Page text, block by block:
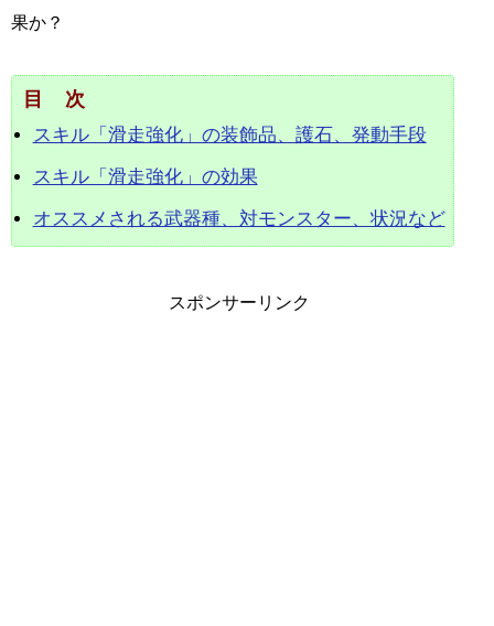
果か？
目次
スキル「滑走強化」の装飾品、護石、発動手段
スキル「滑走強化」の効果
オススメされる武器種、対モンスター、状況など
スポンサーリンク